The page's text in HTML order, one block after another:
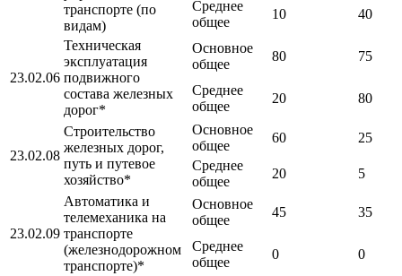
транспорте (по
видам)
Среднее
общее
10 40
23.02.06
Техническая
эксплуатация
подвижного
состава железных
дорог*
Основное
общее
80 75
Среднее
общее
20 80
23.02.08
Строительство
железных дорог,
путь и путевое
хозяйство*
Основное
общее
60
25
Среднее
общее
20 5
23.02.09
Автоматика и
телемеханика на
транспорте
(железнодорожном
транспорте)*
Основное
общее
45 35
Среднее
общее
0 0